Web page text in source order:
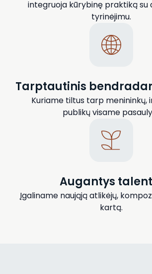
integruoja kūrybinę praktiką su
tyrinėjimu.
Tarptautinis
Kuriame tiltus tarp menininkų,
publikų visame
Augantys
Įgaliname naująją atlikėjų,
kartą.